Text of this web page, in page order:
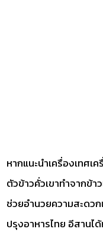
หากแนะนำเครื่องเทศเ
ตัวข้าวคั่วเขาทำจากข้
ช่วยอำนวยความสะดว
ปรุงอาหารไทย อีสานไ